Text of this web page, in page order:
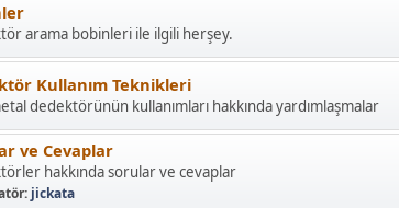
arama bobinleri ile ilgili herşey.
Kullanım Teknikleri
dedektörünün kullanımları hakkında yardımlaşmalar
ve Cevaplar
hakkında sorular ve cevaplar
jickata